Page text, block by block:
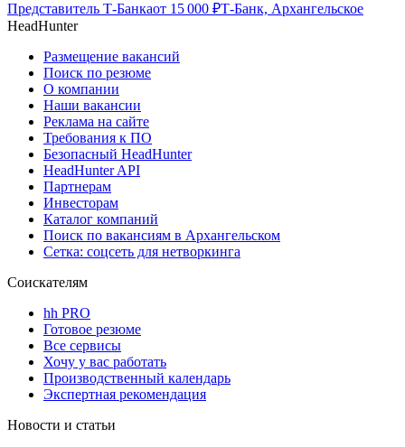
Представитель Т-Банкаот 15 000 ₽Т-Банк, Архангельское
HeadHunter
Размещение вакансий
Поиск по резюме
О компании
Наши вакансии
Реклама на сайте
Требования к ПО
Безопасный HeadHunter
HeadHunter API
Партнерам
Инвесторам
Каталог компаний
Поиск по вакансиям в Архангельском
Сетка: соцсеть для нетворкинга
Соискателям
hh PRO
Готовое резюме
Все сервисы
Хочу у вас работать
Производственный календарь
Экспертная рекомендация
Новости и статьи